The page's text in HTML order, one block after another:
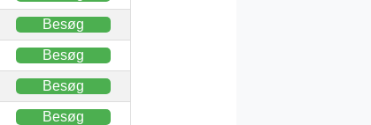
Besøg
Besøg
Besøg
Besøg